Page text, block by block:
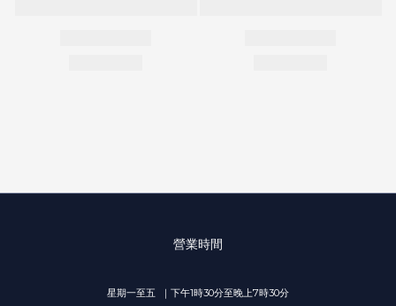
營業時間
星期一至五 ｜下午1時30分至晚上7時30分